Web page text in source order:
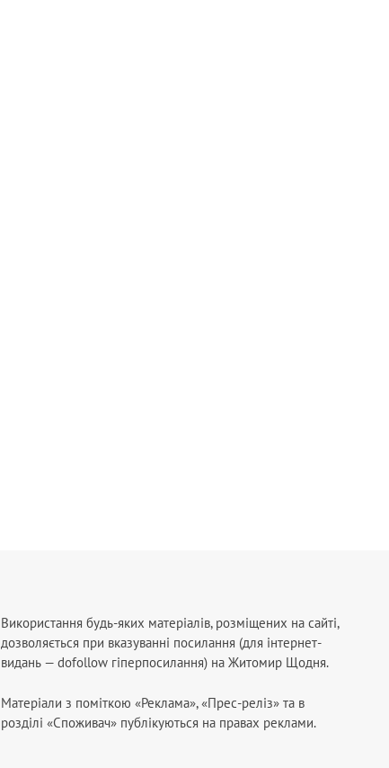
Використання будь-яких матеріалів, розміщених на сайті,
дозволяється при вказуванні посилання (для інтернет-
видань — dofollow гіперпосилання) на Житомир Щодня.
Матеріали з поміткою «Реклама», «Прес-реліз» та в
розділі «Споживач» публікуються на правах реклами.